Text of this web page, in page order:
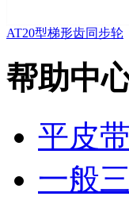
AT20型梯形齿同步轮
帮助中
平皮
一般